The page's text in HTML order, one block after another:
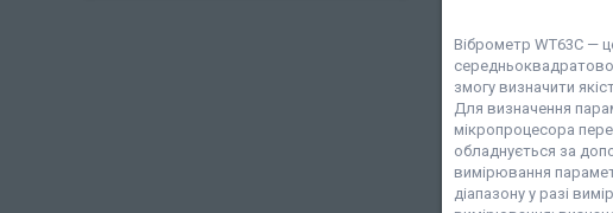
Віброметр WT63C —
змогу визначити
Для визначення
мікропроцесора
обладнується за
вимірювання
діапазону у разі